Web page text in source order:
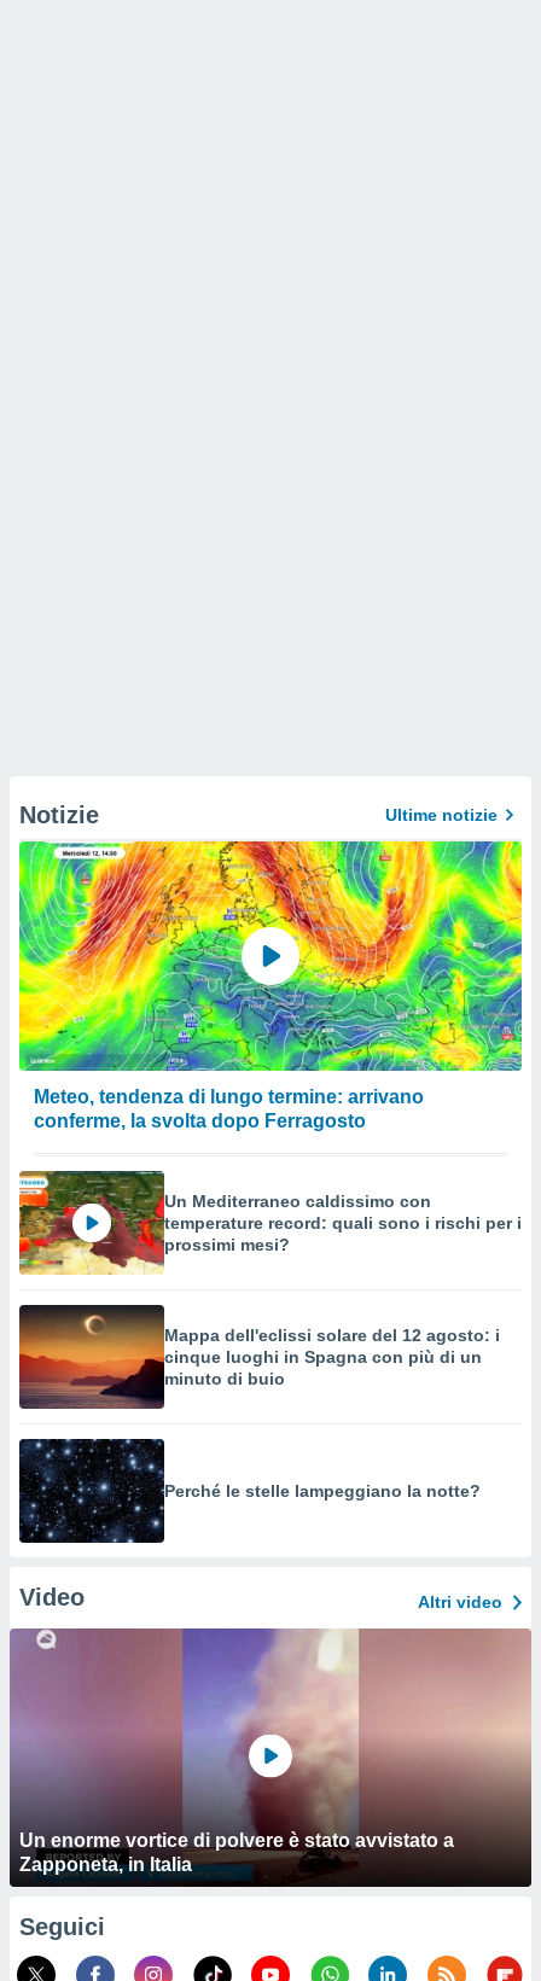
Notizie Ultime notizie
Meteo, tendenza di lungo termine: arrivano
conferme, la svolta dopo Ferragosto
Un Mediterraneo caldissimo con
temperature record: quali sono i rischi per i
prossimi mesi?
Mappa dell'eclissi solare del 12 agosto: i
cinque luoghi in Spagna con più di un
minuto di buio
Perché le stelle lampeggiano la notte?
Video Altri video
Un enorme vortice di polvere è stato avvistato a
Zapponeta, in Italia
Seguici